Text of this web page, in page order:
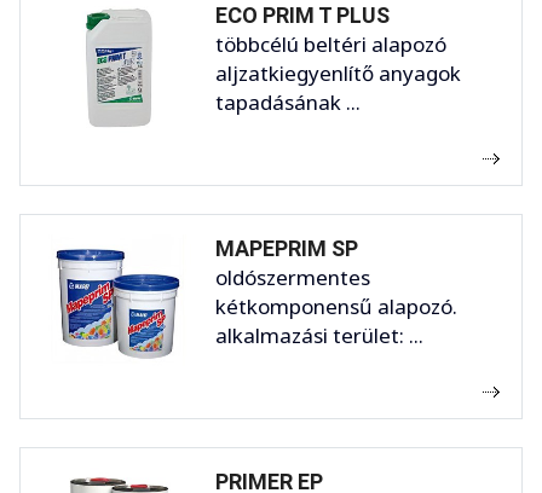
ECO PRIM T PLUS
többcélú beltéri alapozó
aljzatkiegyenlítő anyagok
tapadásának ...
MAPEPRIM SP
oldószermentes
kétkomponensű alapozó.
alkalmazási terület: ...
PRIMER EP